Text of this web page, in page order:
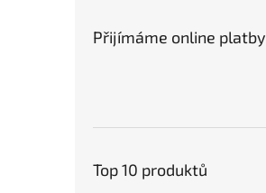
Přijímáme online platby
Top 10 produktů